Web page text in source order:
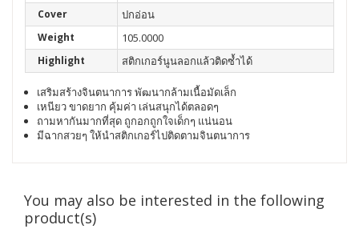
Cover ปกอ่อน
Weight 105.0000
Highlight สติกเกอร์นูนลอกแล้วติดซ้ำได้
เสริมสร้างจินตนาการ พัฒนากล้ามเนื้อมัดเล็ก
เหนียว ขาดยาก คุ้มค่า เล่นสนุกได้ตลอดๆ
ถามหากันมากที่สุด ถูกอกถูกใจเด็กๆ แน่นอน
มีฉากสวยๆ ให้นำสติกเกอร์ไปติดตามจินตนาการ
You may also be interested in the following
product(s)